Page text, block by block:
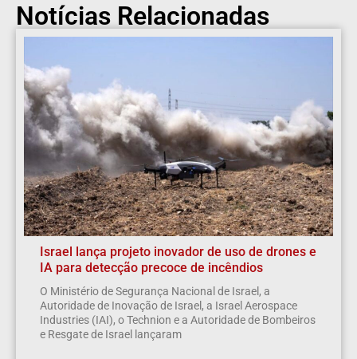
Notícias Relacionadas
Israel lança projeto inovador de uso de drones e
IA para detecção precoce de incêndios
O Ministério de Segurança Nacional de Israel, a
Autoridade de Inovação de Israel, a Israel Aerospace
Industries (IAI), o Technion e a Autoridade de Bombeiros
e Resgate de Israel lançaram